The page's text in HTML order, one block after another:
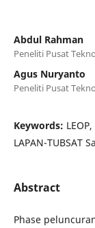
Abdul Rahman
Peneliti Pusat
Agus Nuryanto
Peneliti Pusat
Keywords:
LAPAN-TUBSAT
Abstract
Phase